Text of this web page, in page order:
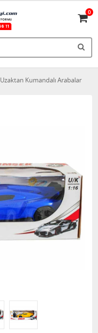
0
Uzaktan Kumandalı Arabalar